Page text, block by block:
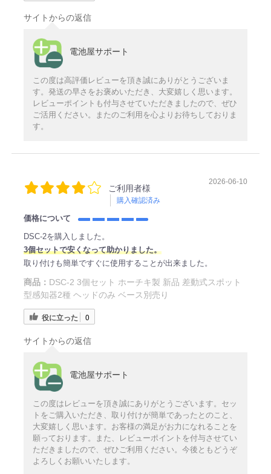
サイトからの返信
電池屋サポート
この度は高評価レビューを頂き誠にありがとうございま
す。発送の早さをお褒めいただき、大変嬉しく思います。
レビューポイントも付与させていただきましたので、ぜひ
ご活用ください。またのご利用を心よりお待ちしておりま
す。
ご利用者様
購入確認済み
2026-06-10
価格について
DSC-2を購入しました。
3個セットで安くなって助かりました。
取り付けも簡単ですぐに使用することが出来ました。
商品： DSC-2 3個セット ホーチキ製 新品 差動式スポット
型感知器2種 ヘッドのみ ベース別売り
役に立った 0
サイトからの返信
電池屋サポート
この度はレビューを頂き誠にありがとうございます。セッ
トをご購入いただき、取り付けが簡単であったとのこと、
大変嬉しく思います。お客様の満足がお力になれることを
願っております。また、レビューポイントを付与させてい
ただきましたので、ぜひご利用ください。今後ともどうぞ
よろしくお願いいたします。